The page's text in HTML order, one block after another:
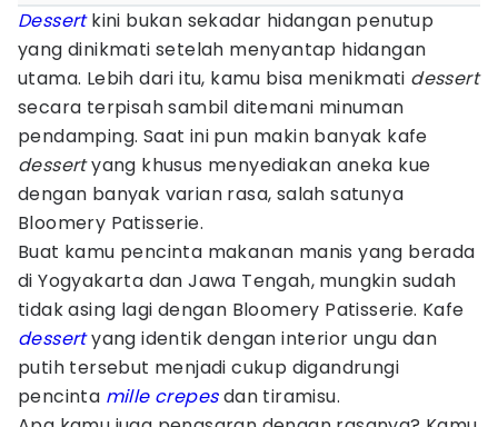
Dessertkini bukan sekadar hidangan penutup
yang dinikmati setelah menyantap hidangan
utama. Lebih dari itu, kamu bisa menikmati dessert
secara terpisah sambil ditemani minuman
pendamping. Saat ini pun makin banyak kafe
dessertyang khusus menyediakan aneka kue
dengan banyak varian rasa, salah satunya
Bloomery Patisserie.
Buat kamu pencinta makanan manis yang berada
di Yogyakarta dan Jawa Tengah, mungkin sudah
tidak asing lagi dengan Bloomery Patisserie. Kafe
dessertyang identik dengan interior ungu dan
putih tersebut menjadi cukup digandrungi
pencinta mille crepesdan tiramisu.